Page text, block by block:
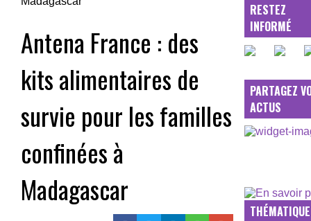
Antena France : des
kits alimentaires de
survie pour les familles
confinées à
Madagascar
RESTEZ
INFORMÉ
PARTAGEZ
ACTUS